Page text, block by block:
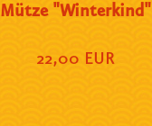
Mütze "Winterkind"
22,00 EUR